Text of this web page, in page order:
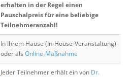
erhalten in der Regel einen
Pauschalpreis für eine beliebige
Teilnehmeranzahl!
In Ihrem Hause (In-House-Veranstaltung)
oder als Online-Maßnahme
Jeder Teilnehmer erhält ein von Dr.